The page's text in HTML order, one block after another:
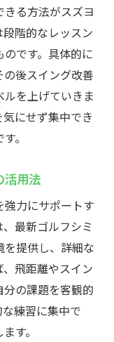
る方法がスズヨ
階的なレッスン
です。具体的に
後スイング改善
を上げていきま
にせず集中でき
。
活用法
力にサポートす
最新ゴルフシミ
提供し、詳細な
飛距離やスイン
の課題を客観的
練習に集中で
す。